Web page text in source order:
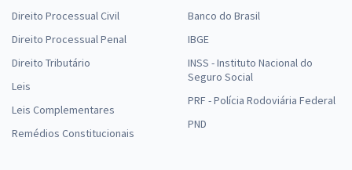
Direito Processual Civil
Direito Processual Penal
Direito Tributário
Leis
Leis Complementares
Remédios Constitucionais
Banco do Brasil
IBGE
INSS - Instituto Nacional do
Seguro Social
PRF - Polícia Rodoviária Federal
PND